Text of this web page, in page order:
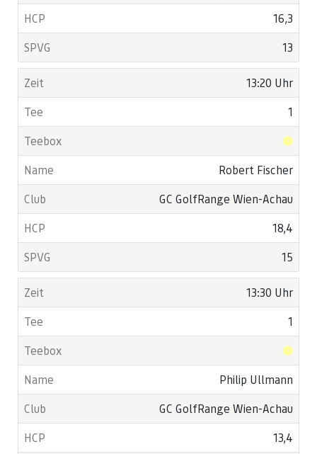
16,3
13
13:20 Uhr
1
Robert Fischer
GC GolfRange Wien-Achau
18,4
15
13:30 Uhr
1
Philip Ullmann
GC GolfRange Wien-Achau
13,4